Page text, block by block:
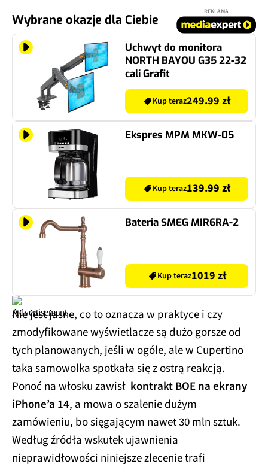
Wybrane okazje dla Ciebie
REKLAMA
Uchwyt do monitora
NORTH BAYOU G35 22-32
cali Grafit
Kup teraz249.99 zł
Ekspres MPM MKW-05
Kup teraz139.99 zł
Bateria SMEG MIR6RA-2
Kup teraz1019 zł
Nie jest jasne, co to oznacza w praktyce i czy
zmodyfikowane wyświetlacze są dużo gorsze od
tych planowanych, jeśli w ogóle, ale w Cupertino
taka samowolka spotkała się z ostrą reakcją.
Ponoć na włosku zawisł kontrakt BOE na ekrany
iPhone’a 14, a mowa o szalenie dużym
zamówieniu, bo sięgającym nawet 30 mln sztuk.
Według źródła wskutek ujawnienia
nieprawidłowości niniejsze zlecenie trafi